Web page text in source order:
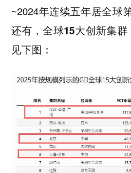
~2024年连续五年居全球
还有， 全球15大创新集
见下图：